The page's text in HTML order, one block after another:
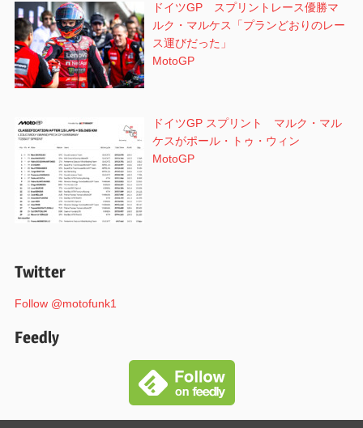
ドイツGP スプリントレース優勝マ
ルク・マルケス「プランどおりのレー
ス運びだった」
MotoGP
ドイツGP スプリント マルク・マル
ケスがポール・トゥ・ウィン
MotoGP
Twitter
Follow @motofunk1
Feedly